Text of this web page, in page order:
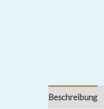
Beschreibung